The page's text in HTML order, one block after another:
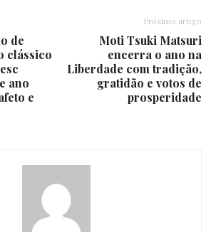
de
clássico
ano
e
Próximo artigo
Moti Tsuki Matsuri
encerra o ano na
Liberdade com tradição,
gratidão e votos de
prosperidade